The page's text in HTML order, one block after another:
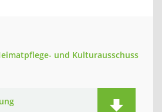
und Kulturausschuss